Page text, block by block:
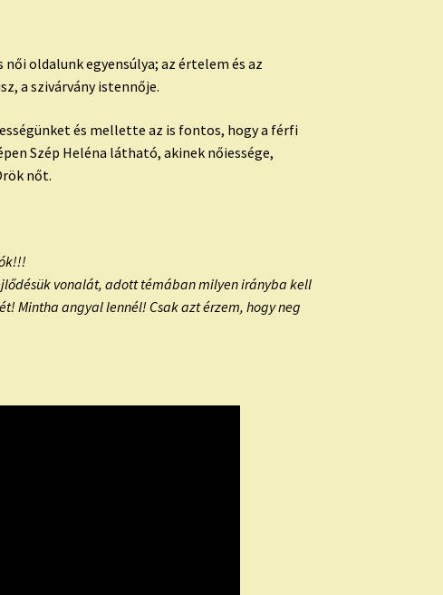
oldalunk egyensúlya; az értelem és az
a szivárvány istennője.
és mellette az is fontos, hogy a férfi
Szép Heléna látható, akinek nőiessége,
nőt.
vonalát, adott témában milyen irányba kell
Mintha angyal lennél! Csak azt érzem, hogy neg